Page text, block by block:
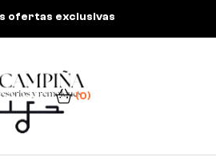
ofertas exclusivas
(0)